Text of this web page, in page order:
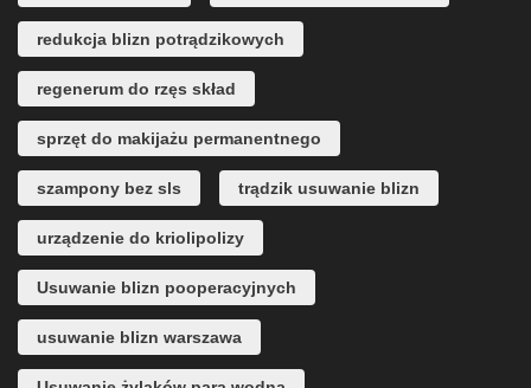
redukcja blizn potrądzikowych
regenerum do rzęs skład
sprzęt do makijażu permanentnego
szampony bez sls trądzik usuwanie blizn
urządzenie do kriolipolizy
Usuwanie blizn pooperacyjnych
usuwanie blizn warszawa